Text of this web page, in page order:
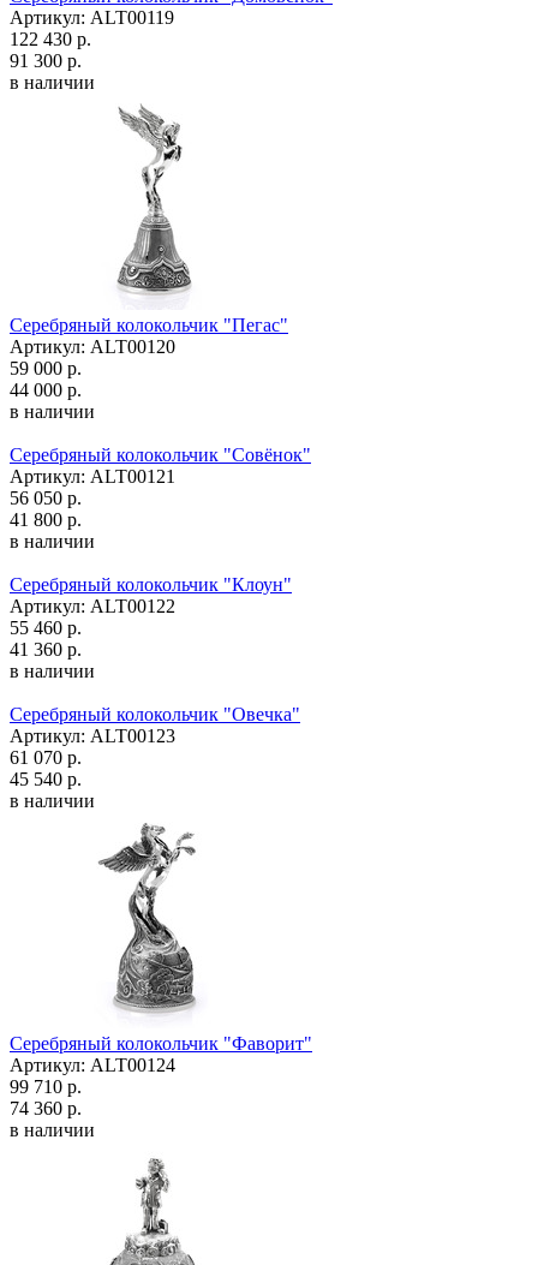
Артикул: ALT00119
122 430 р.
91 300 р.
в наличии
Серебряный колокольчик "Пегас"
Артикул: ALT00120
59 000 р.
44 000 р.
в наличии
Серебряный колокольчик "Совёнок"
Артикул: ALT00121
56 050 р.
41 800 р.
в наличии
Серебряный колокольчик "Клоун"
Артикул: ALT00122
55 460 р.
41 360 р.
в наличии
Серебряный колокольчик "Овечка"
Артикул: ALT00123
61 070 р.
45 540 р.
в наличии
Серебряный колокольчик "Фаворит"
Артикул: ALT00124
99 710 р.
74 360 р.
в наличии